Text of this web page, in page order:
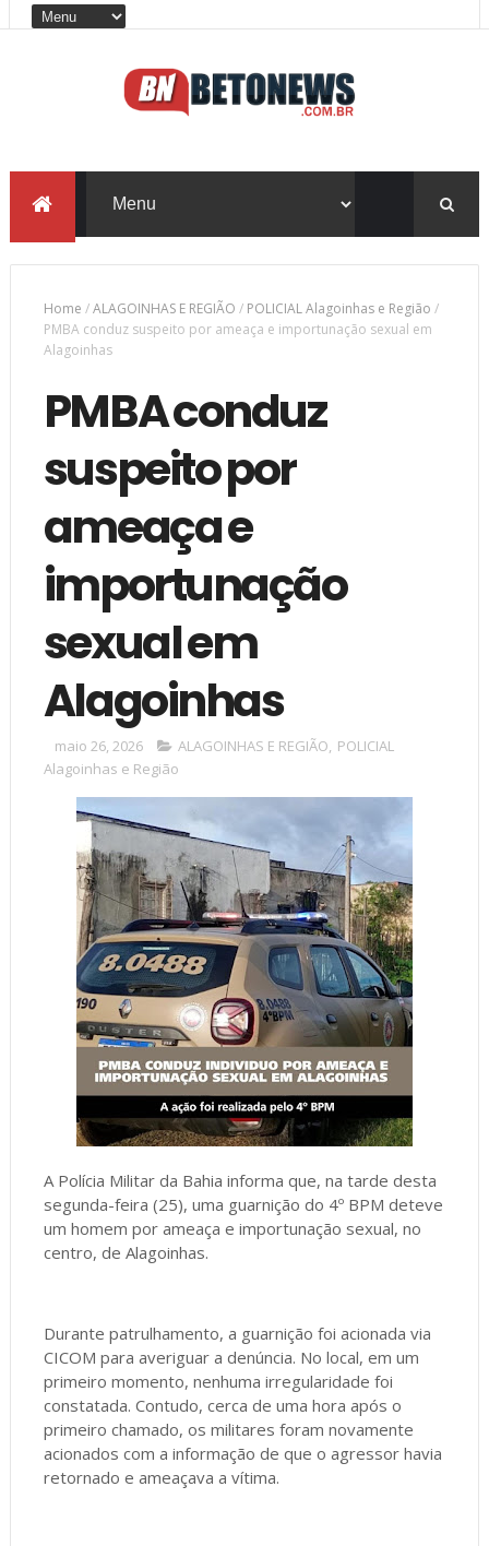
Home /ALAGOINHAS E REGIÃO / POLICIAL Alagoinhas e Região /
PMBA conduz suspeito por ameaça e importunação sexual em
Alagoinhas
PMBA conduz
suspeito por
ameaça e
importunação
sexual em
Alagoinhas
maio 26, 2026 ALAGOINHAS E REGIÃO, POLICIAL
Alagoinhas e Região
A Polícia Militar da Bahia informa que, na tarde desta
segunda-feira (25), uma guarnição do 4º BPM deteve
um homem por ameaça e importunação sexual, no
centro, de Alagoinhas.
Durante patrulhamento, a guarnição foi acionada via
CICOM para averiguar a denúncia. No local, em um
primeiro momento, nenhuma irregularidade foi
constatada. Contudo, cerca de uma hora após o
primeiro chamado, os militares foram novamente
acionados com a informação de que o agressor havia
retornado e ameaçava a vítima.